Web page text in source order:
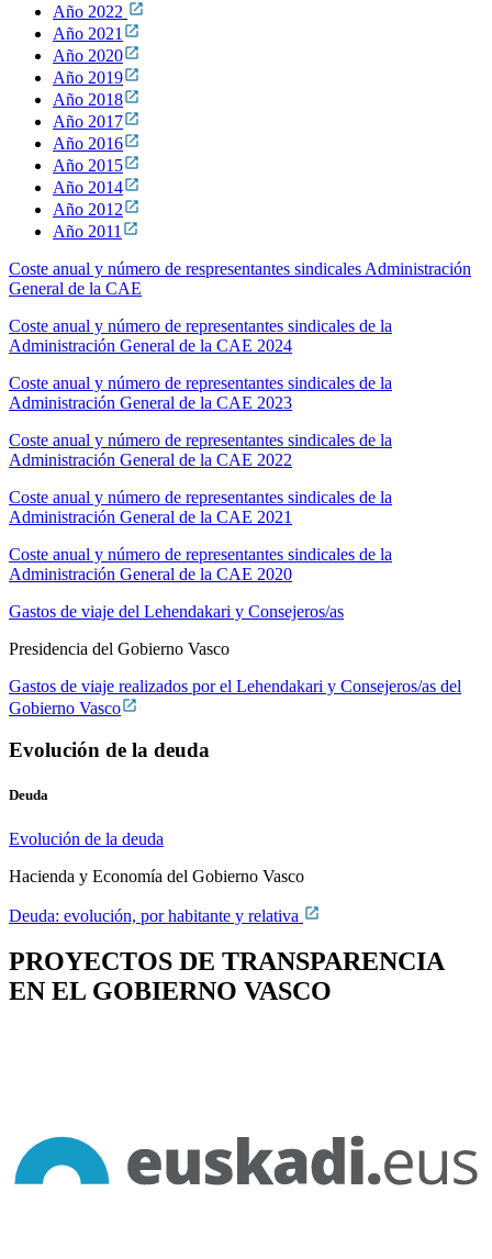
Año 2022
Año 2021
Año 2020
Año 2019
Año 2018
Año 2017
Año 2016
Año 2015
Año 2014
Año 2012
Año 2011
Coste anual y número de respresentantes sindicales Administración
General de la CAE
Coste anual y número de representantes sindicales de la
Administración General de la CAE 2024
Coste anual y número de representantes sindicales de la
Administración General de la CAE 2023
Coste anual y número de representantes sindicales de la
Administración General de la CAE 2022
Coste anual y número de representantes sindicales de la
Administración General de la CAE 2021
Coste anual y número de representantes sindicales de la
Administración General de la CAE 2020
Gastos de viaje del Lehendakari y Consejeros/as
Presidencia del Gobierno Vasco
Gastos de viaje realizados por el Lehendakari y Consejeros/as del
Gobierno Vasco
Evolución de la deuda
Deuda
Evolución de la deuda
Hacienda y Economía del Gobierno Vasco
Deuda: evolución, por habitante y relativa
PROYECTOS DE TRANSPARENCIA
EN EL GOBIERNO VASCO